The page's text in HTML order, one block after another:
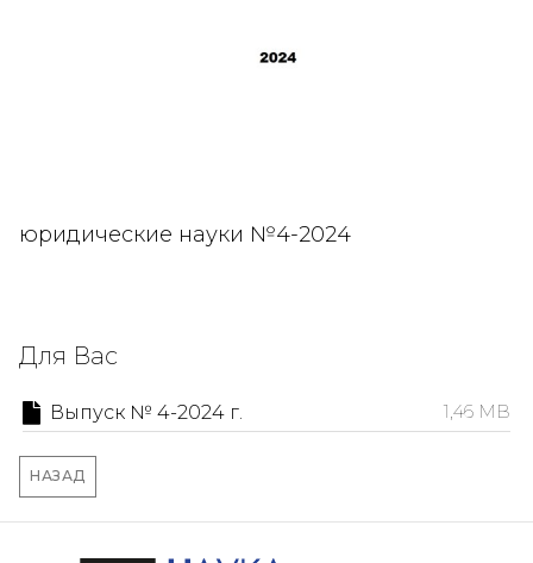
юридические науки №4-2024
Для Вас
Выпуск № 4-2024 г. 1,46 MB
НАЗАД